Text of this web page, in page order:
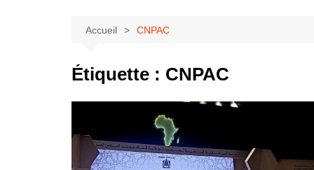
Accueil CNPAC
Étiquette : CNPAC